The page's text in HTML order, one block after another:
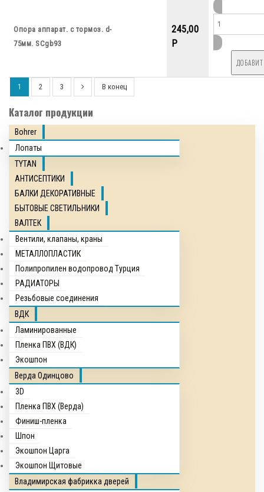
Опора аппарат. с тормоз. d-
75мм. SCgb93
245,00
P
1 2 3 В конец
Каталог продукции
Bohrer
Лопаты
TYTAN
АНТИСЕПТИКИ
БАЛКИ ДЕКОРАТИВНЫЕ
БЫТОВЫЕ СВЕТИЛЬНИКИ
ВАЛТЕК
Вентили, клапаны, краны
МЕТАЛЛОПЛАСТИК
Полипропилен водопровод Турция
РАДИАТОРЫ
Резьбовые соединения
ВДК
Ламинированные
Пленка ПВХ (ВДК)
Экошпон
Верда Одинцово
3D
Пленка ПВХ (Верда)
Финиш-пленка
Шпон
Экошпон Царга
Экошпон Щитовые
Владимирская фабрикка дверей